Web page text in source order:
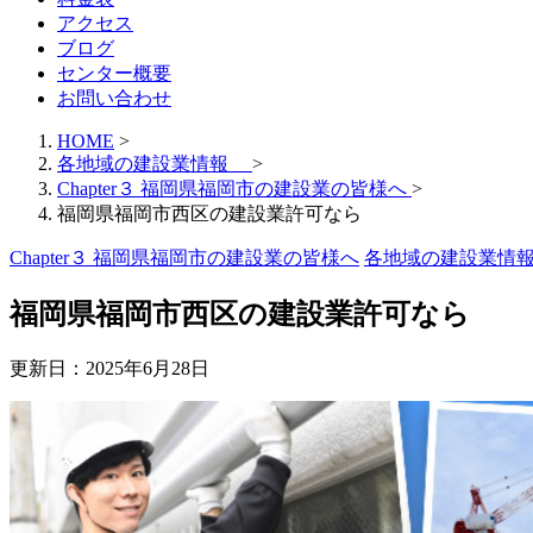
アクセス
ブログ
センター概要
お問い合わせ
HOME >
各地域の建設業情報
>
Chapter３ 福岡県福岡市の建設業の皆様へ >
福岡県福岡市西区の建設業許可なら
Chapter３ 福岡県福岡市の建設業の皆様へ 各地域の建設業
福岡県福岡市西区の建設業許可なら
更新日： 2025年6月28日